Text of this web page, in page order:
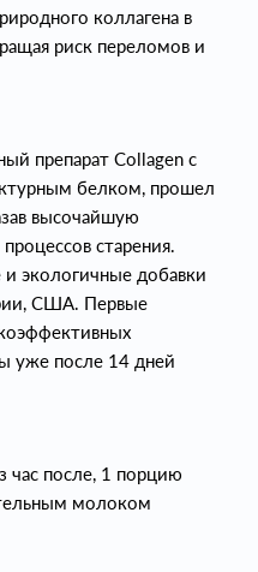
коллагена в
риск переломов и
препарат Collagen с
белком, прошел
высочайшую
старения.
экологичные добавки
США. Первые
уже после 14 дней
час после, 1 порцию
молоком